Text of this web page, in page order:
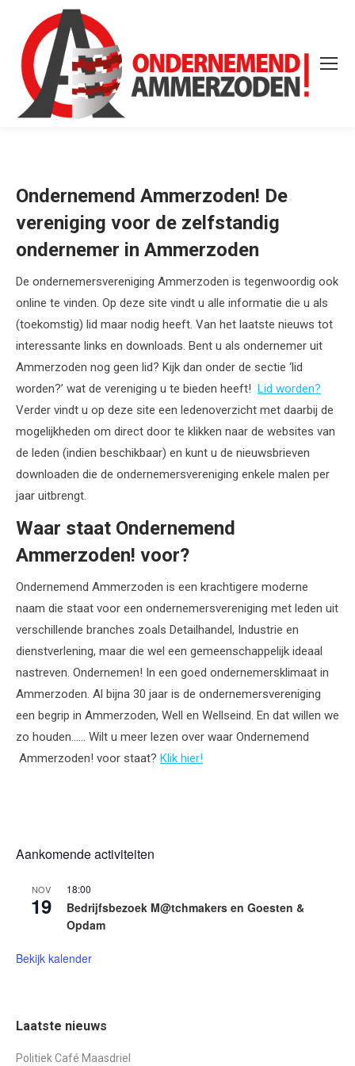
Ondernemend Ammerzoden! De
vereniging voor de zelfstandig
ondernemer in Ammerzoden
De ondernemersvereniging Ammerzoden is tegenwoordig ook
online te vinden. Op deze site vindt u alle informatie die u als
(toekomstig) lid maar nodig heeft. Van het laatste nieuws tot
interessante links en downloads. Bent u als ondernemer uit
Ammerzoden nog geen lid? Kijk dan onder de sectie ‘lid
worden?’ wat de vereniging u te bieden heeft! Lid worden?
Verder vindt u op deze site een ledenoverzicht met daarbij de
mogelijkheden om direct door te klikken naar de websites van
de leden (indien beschikbaar) en kunt u de nieuwsbrieven
downloaden die de ondernemersvereniging enkele malen per
jaar uitbrengt.
Waar staat Ondernemend
Ammerzoden! voor?
Ondernemend Ammerzoden is een krachtigere moderne
naam die staat voor een ondernemersvereniging met leden uit
verschillende branches zoals Detailhandel, Industrie en
dienstverlening, maar die wel een gemeenschappelijk ideaal
nastreven. Ondernemen! In een goed ondernemersklimaat in
Ammerzoden. Al bijna 30 jaar is de ondernemersvereniging
een begrip in Ammerzoden, Well en Wellseind. En dat willen we
zo houden…… Wilt u meer lezen over waar Ondernemend
Ammerzoden! voor staat? Klik hier!
Aankomende activiteiten
NOV
19
18:00
Bedrijfsbezoek M@tchmakers en Goesten &
Opdam
Bekijk kalender
Laatste nieuws
Politiek Café Maasdriel